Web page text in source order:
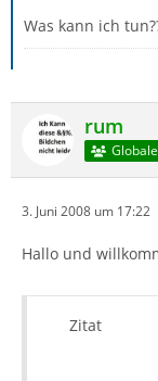
Was kann ich
rum
3. Juni 2008 um 17:22
Hallo und
Zitat